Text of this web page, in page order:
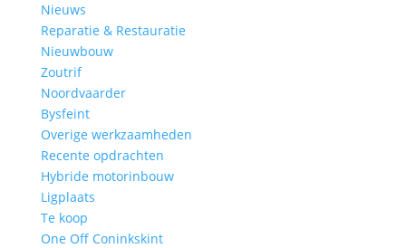
Nieuws
Reparatie & Restauratie
Nieuwbouw
Zoutrif
Noordvaarder
Bysfeint
Overige werkzaamheden
Recente opdrachten
Hybride motorinbouw
Ligplaats
Te koop
One Off Coninkskint